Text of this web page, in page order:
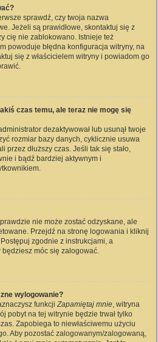
sprawdź, czy twoja nazwa
Jeżeli są prawidłowe, skontaktuj się z
cię nie zablokowano. Istnieje też
powoduje błędna konfiguracja witryny, na
się z właścicielem witryny i powiadom go
czas temu, ale teraz nie mogę się
dezaktywował lub usunął twoje
rozmiar bazy danych, cyklicznie usuwa
przez dłuższy czas. Jeśli tak się stało,
i bądź bardziej aktywnym i
nie może zostać odzyskane, ale
Przejdź na stronę logowania i kliknij
zgodnie z instrukcjami, a
móc się zalogować.
wylogowanie?
funkcjiZapamiętaj mnie, witryna
pobyt na tej witrynie będzie trwał tylko
Zapobiega to niewłaściwemu użyciu
Aby pozostać zalogowanym/zalogowaną,